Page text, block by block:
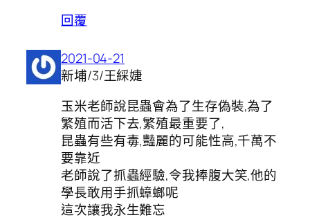
回覆
2021-04-21
新埔/3/王綵婕
玉米老師說昆蟲會為了生存偽裝,為了
繁殖而活下去,繁殖最重要了,
昆蟲有些有毒,豔麗的可能性高,千萬不
要靠近
老師說了抓蟲經驗,令我捧腹大笑,他的
學長敢用手抓蟑螂呢
這次讓我永生難忘